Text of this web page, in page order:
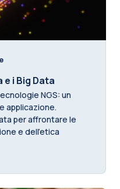
i Big Data
NGS: un
applicazione.
per affrontare le
e dell’etica